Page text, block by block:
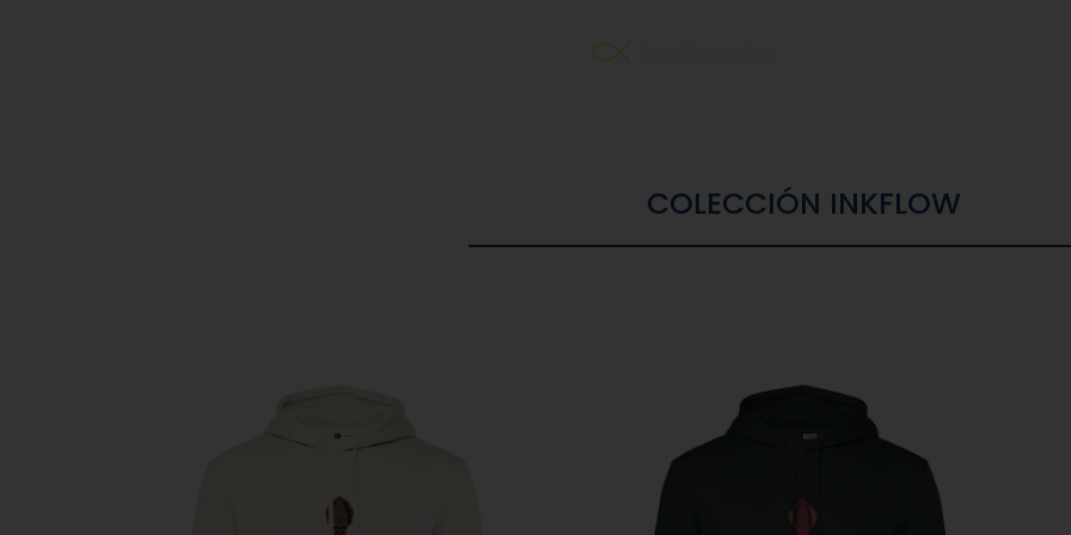
COLECCIÓN INKFLOW